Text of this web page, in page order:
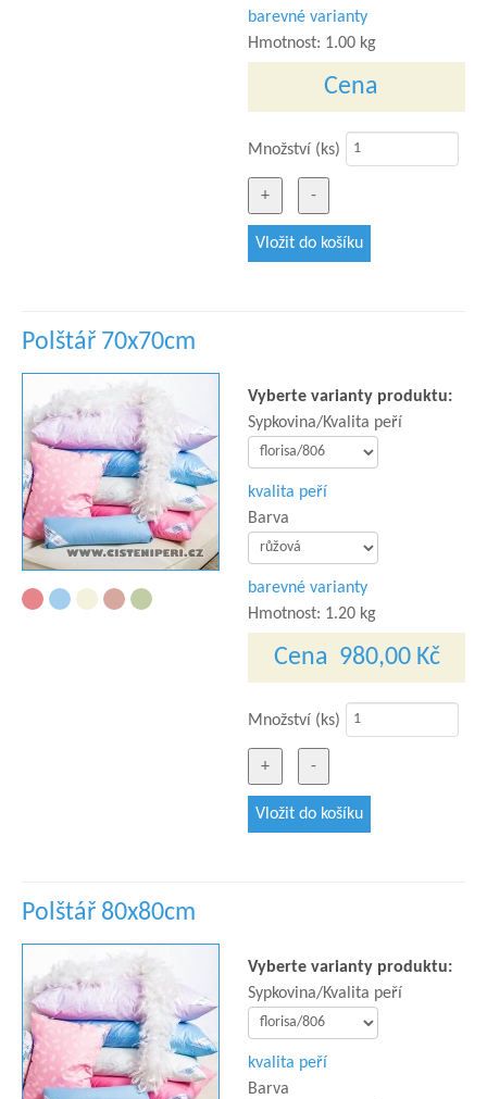
barevné varianty
Hmotnost: 1.00 kg
Cena
Množství (ks)
Polštář 70x70cm
Vyberte varianty produktu:
Sypkovina/Kvalita peří
kvalita peří
Barva
barevné varianty
Hmotnost: 1.20 kg
Cena 980,00 Kč
Množství (ks)
Polštář 80x80cm
Vyberte varianty produktu:
Sypkovina/Kvalita peří
kvalita peří
Barva